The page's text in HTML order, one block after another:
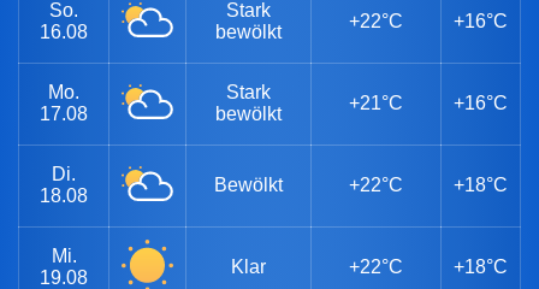
So.
16.08
Stark
bewölkt
+22°C +16°C
Mo.
17.08
Stark
bewölkt
+21°C +16°C
Di.
18.08
Bewölkt +22°C +18°C
Mi.
19.08
Klar +22°C +18°C